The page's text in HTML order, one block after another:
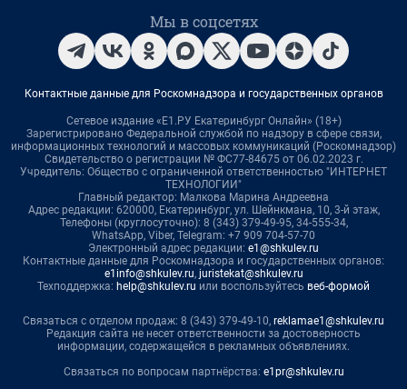
Мы в соцсетях
Контактные данные для Роскомнадзора и государственных органов
Сетевое издание «Е1.РУ Екатеринбург Онлайн» (18+)
Зарегистрировано Федеральной службой по надзору в сфере связи,
информационных технологий и массовых коммуникаций (Роскомнадзор)
Свидетельство о регистрации № ФС77-84675 от 06.02.2023 г.
Учредитель: Общество с ограниченной ответственностью "ИНТЕРНЕТ
ТЕХНОЛОГИИ"
Главный редактор: Малкова Марина Андреевна
Адрес редакции: 620000, Екатеринбург, ул. Шейнкмана, 10, 3-й этаж,
Телефоны (круглосуточно): 8 (343) 379-49-95, 34-555-34,
WhatsApp, Viber, Telegram: +7 909 704-57-70
Электронный адрес редакции: e1@shkulev.ru
Контактные данные для Роскомнадзора и государственных органов:
e1info@shkulev.ru, juristekat@shkulev.ru
Техподдержка: help@shkulev.ru или воспользуйтесь веб-формой
Связаться с отделом продаж: 8 (343) 379-49-10, reklamae1@shkulev.ru
Редакция сайта не несет ответственности за достоверность
информации, содержащейся в рекламных объявлениях.
Связаться по вопросам партнёрства: e1pr@shkulev.ru